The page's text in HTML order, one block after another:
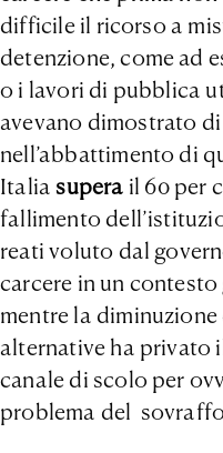
difficile il ricorso a
detenzione, come ad
o i lavori di pubblica
avevano dimostrato
nell’abbattimento di
Italiasupera il 60 per
fallimento
reati voluto dal
carcere in un
mentre la
alternative ha privato
canale di scolo per
problema del